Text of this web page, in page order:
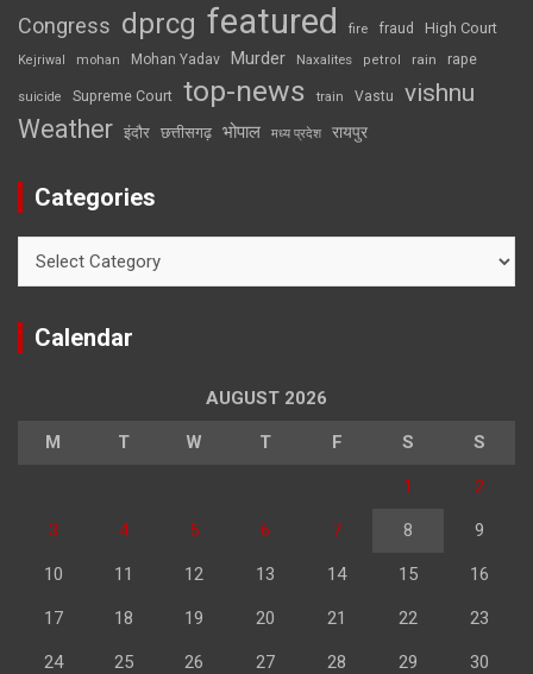
Congress dprcg featured fire fraud High Court
Kejriwal mohan Mohan Yadav Murder Naxalites petrol rain rape
suicide Supreme Court top-news train Vastu vishnu
Weather इंदौर छत्तीसगढ़ भोपाल मध्य प्रदेश रायपुर
Categories
Calendar
AUGUST 2026
M T W T F S S
1 2
3 4 5 6 7 8 9
10 11 12 13 14 15 16
17 18 19 20 21 22 23
24 25 26 27 28 29 30